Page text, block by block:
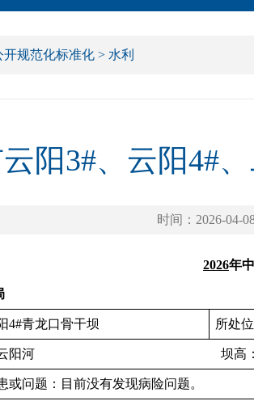
开规范化标准化 > 水利
阳3#、云阳4#
时间：2026-04-
2026年
4#青龙口骨干坝 所处
云阳河 坝高
或问题：目前没有发现病险问题。